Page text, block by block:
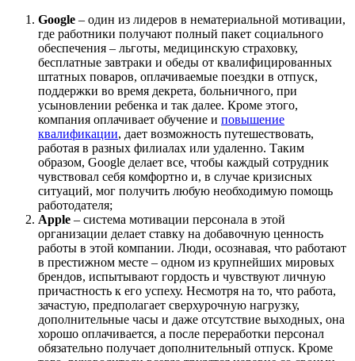
Google – один из лидеров в нематериальной мотивации,
где работники получают полный пакет социального
обеспечения – льготы, медицинскую страховку,
бесплатные завтраки и обеды от квалифицированных
штатных поваров, оплачиваемые поездки в отпуск,
поддержки во время декрета, больничного, при
усыновлении ребенка и так далее. Кроме этого,
компания оплачивает обучение и повышение
квалификации, дает возможность путешествовать,
работая в разных филиалах или удаленно. Таким
образом, Google делает все, чтобы каждый сотрудник
чувствовал себя комфортно и, в случае кризисных
ситуаций, мог получить любую необходимую помощь
работодателя;
Apple – система мотивации персонала в этой
организации делает ставку на добавочную ценность
работы в этой компании. Люди, осознавая, что работают
в престижном месте – одном из крупнейших мировых
брендов, испытывают гордость и чувствуют личную
причастность к его успеху. Несмотря на то, что работа,
зачастую, предполагает сверхурочную нагрузку,
дополнительные часы и даже отсутствие выходных, она
хорошо оплачивается, а после переработки персонал
обязательно получает дополнительный отпуск. Кроме